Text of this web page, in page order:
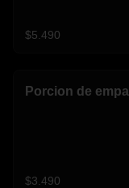
$5.490
Porcion de
$3.490